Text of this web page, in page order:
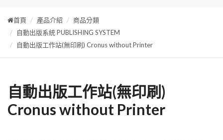
首頁 產品介紹
商品分類
自動出版系統 PUBLISHING SYSTEM
自動出版工作站(無印刷) Cronus without Printer
自動出版工作站(無印刷)
Cronus without Printer